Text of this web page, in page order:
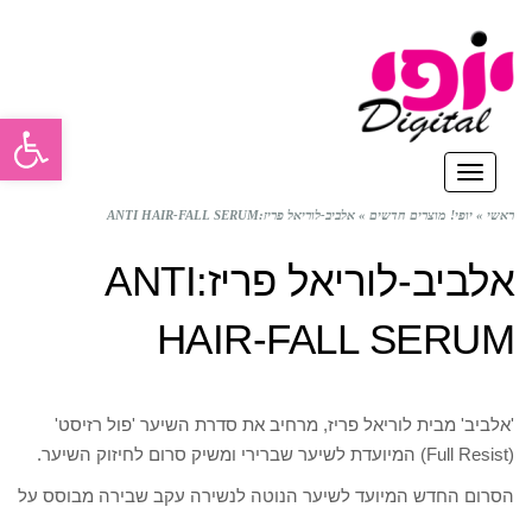
תפריט
ראשי » יופי! מוצרים חדשים » אלביב-לוריאל פריז:ANTI HAIR-FALL SERUM
אלביב-לוריאל פריז:ANTI
HAIR-FALL SERUM
'אלביב' מבית לוריאל פריז, מרחיב את סדרת השיער 'פול רזיסט'
(Full Resist) המיועדת לשיער שברירי ומשיק סרום לחיזוק השיער.
הסרום החדש המיועד לשיער הנוטה לנשירה עקב שבירה מבוסס על
פתח